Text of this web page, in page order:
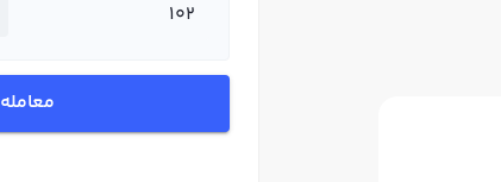
معامله